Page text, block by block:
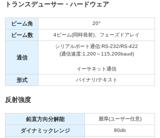
トランスデューサー・ハードウェア
ビーム角 20°
ビーム数 4ビーム(同時発射)、フェーズドアレイ
通信
シリアルポート通信:RS-232/RS-422
(通信速度:1,200～115,200baud)
イーサネット通信
形式 バイナリ/テキスト
反射強度
鉛直方向分解能 層厚(ユーザー任意)
ダイナミックレンジ 80db